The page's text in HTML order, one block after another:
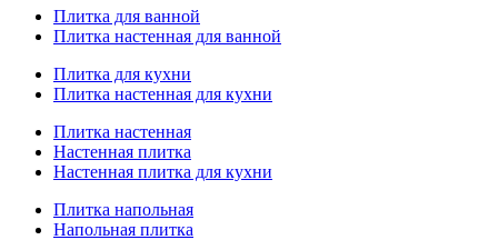
Плитка для ванной
Плитка настенная для ванной
Плитка для кухни
Плитка настенная для кухни
Плитка настенная
Настенная плитка
Настенная плитка для кухни
Плитка напольная
Напольная плитка